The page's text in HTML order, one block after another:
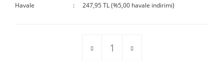
Havale
247,95 TL (%5,00 havale indirimi)